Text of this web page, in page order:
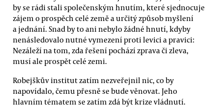
by se rádi stali společenským hnutím, které sjednocuje
zájem o prospěch celé země a určitý způsob myšlení
a jednání. Snad by to ani nebylo žádné hnutí, kdyby
nenásledovalo nutné vymezení proti levici a pravici:
Nezáleží na tom, zda řešení pochází zprava či zleva,
musí ale prospět celé zemi.
Robejškův institut zatím nezveřejnil nic, co by
napovídalo, čemu přesně se bude věnovat. Jeho
hlavním tématem se zatím zdá být krize vládnutí.